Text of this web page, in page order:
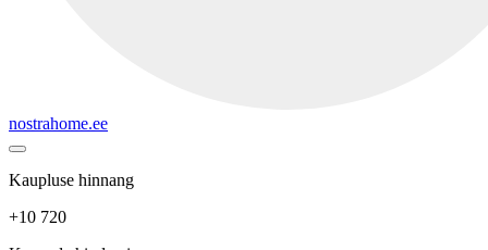
nostrahome.ee
Kaupluse hinnang
+10 720